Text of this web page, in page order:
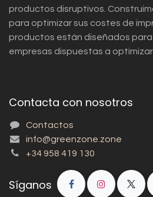
productos disruptivos.
para optimizar sus costes de
productos están diseñados
empresas dispuestas a optimizar
Contacta con nosotros
Contactos
info@greenzone.zone
+34 958 419 130
Síganos